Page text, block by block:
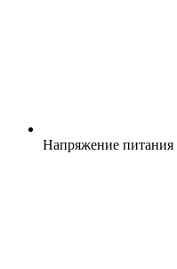
Напряжение питания